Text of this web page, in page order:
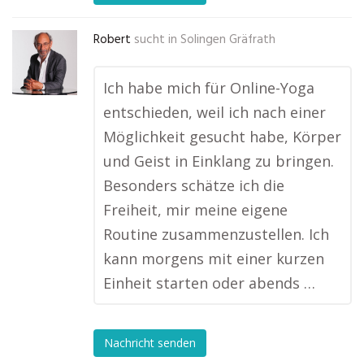
Robert sucht in Solingen Gräfrath
Ich habe mich für Online-Yoga
entschieden, weil ich nach einer
Möglichkeit gesucht habe, Körper
und Geist in Einklang zu bringen.
Besonders schätze ich die
Freiheit, mir meine eigene
Routine zusammenzustellen. Ich
kann morgens mit einer kurzen
Einheit starten oder abends …
Nachricht senden